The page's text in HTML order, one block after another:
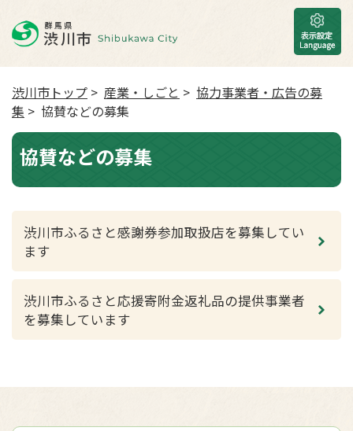
渋川市トップ > 産業・しごと > 協力事業者・広告の募
集 > 協賛などの募集
協賛などの募集
渋川市ふるさと感謝券参加取扱店を募集してい
ます
渋川市ふるさと応援寄附金返礼品の提供事業者
を募集しています